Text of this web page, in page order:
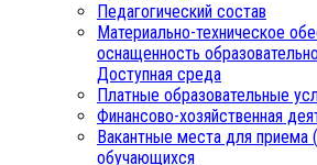
Педагогический состав
Материально-техническое
оснащенность
Доступная среда
Платные образовательные
Финансово-хозяйственная
Вакантные места для приема
обучающихся